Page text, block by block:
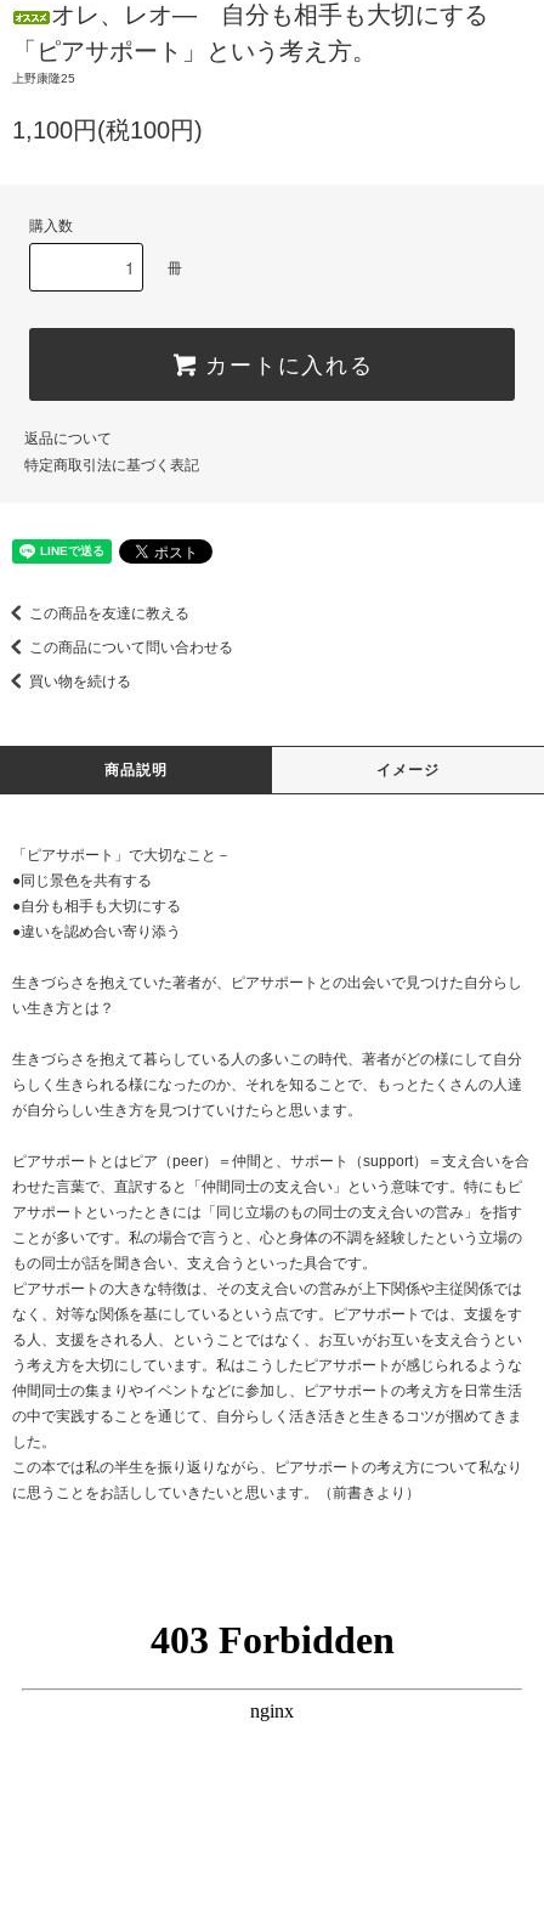
オレ、レオ― 自分も相手も大切にする
「ピアサポート」という考え方。
上野康隆25
1,100円(税100円)
購入数
冊
カートに入れる
返品について
特定商取引法に基づく表記
この商品を友達に教える
この商品について問い合わせる
買い物を続ける
商品説明 イメージ
「ピアサポート」で大切なこと－
●同じ景色を共有する
●自分も相手も大切にする
●違いを認め合い寄り添う
生きづらさを抱えていた著者が、ピアサポートとの出会いで見つけた自分らし
い生き方とは？
生きづらさを抱えて暮らしている人の多いこの時代、著者がどの様にして自分
らしく生きられる様になったのか、それを知ることで、もっとたくさんの人達
が自分らしい生き方を見つけていけたらと思います。
ピアサポートとはピア（peer）＝仲間と、サポート（support）＝支え合いを合
わせた言葉で、直訳すると「仲間同士の支え合い」という意味です。特にもピ
アサポートといったときには「同じ立場のもの同士の支え合いの営み」を指す
ことが多いです。私の場合で言うと、心と身体の不調を経験したという立場の
もの同士が話を聞き合い、支え合うといった具合です。
ピアサポートの大きな特徴は、その支え合いの営みが上下関係や主従関係では
なく、対等な関係を基にしているという点です。ピアサポートでは、支援をす
る人、支援をされる人、ということではなく、お互いがお互いを支え合うとい
う考え方を大切にしています。私はこうしたピアサポートが感じられるような
仲間同士の集まりやイベントなどに参加し、ピアサポートの考え方を日常生活
の中で実践することを通じて、自分らしく活き活きと生きるコツが掴めてきま
した。
この本では私の半生を振り返りながら、ピアサポートの考え方について私なり
に思うことをお話ししていきたいと思います。（前書きより）